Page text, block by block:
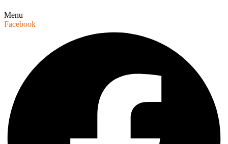
Menu
Facebook